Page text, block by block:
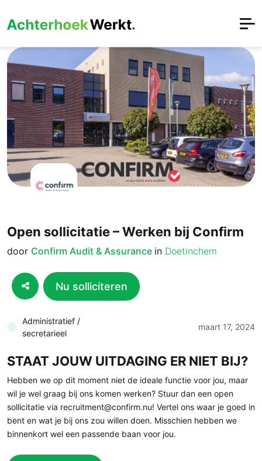
Open sollicitatie – Werken bij Confirm
door Confirm Audit & Assurance in Doetinchem
Nu solliciteren
Administratief /
secretarieel
maart 17, 2024
STAAT JOUW UITDAGING ER NIET BIJ?
Hebben we op dit moment niet de ideale functie voor jou, maar
wil je wel graag bij ons komen werken? Stuur dan een open
sollicitatie via recruitment@confirm.nu! Vertel ons waar je goed in
bent en wat je bij ons zou willen doen. Misschien hebben we
binnenkort wel een passende baan voor jou.